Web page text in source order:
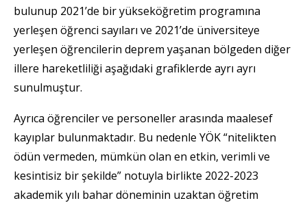
bulunup 2021’de bir yükseköğretim programına
yerleşen öğrenci sayıları ve 2021’de üniversiteye
yerleşen öğrencilerin deprem yaşanan bölgeden diğer
illere hareketliliği aşağıdaki grafiklerde ayrı ayrı
sunulmuştur.
Ayrıca öğrenciler ve personeller arasında maalesef
kayıplar bulunmaktadır. Bu nedenle YÖK “nitelikten
ödün vermeden, mümkün olan en etkin, verimli ve
kesintisiz bir şekilde” notuyla birlikte 2022-2023
akademik yılı bahar döneminin uzaktan öğretim